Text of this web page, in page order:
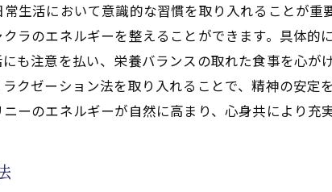
最適化する気功練習(天啓気功治療や療法)
深めるための気功(天啓気功治療や療法)の活用
や療法)でクンダリニーエネルギーを安定させる方法
)の実践で心身の健康を促進する方法
るための気功(天啓気功治療や療法)の応用法
生活において意識的な習慣を取り入れることが
ラのエネルギーを整えることができます。具体
も注意を払い、栄養バランスの取れた食事を心
クゼーション法を取り入れることで、精神の安定
ーのエネルギーが自然に高まり、心身共により充